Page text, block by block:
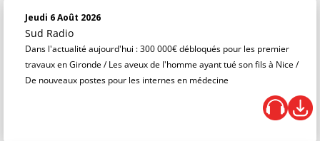
Jeudi 6 Août 2026
Sud Radio
Dans l'actualité aujourd'hui : 300 000€ débloqués pour les premier
travaux en Gironde / Les aveux de l'homme ayant tué son fils à Nice /
De nouveaux postes pour les internes en médecine